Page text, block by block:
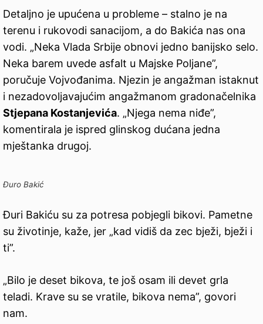
Detaljno je upućena u probleme – stalno je na
terenu i rukovodi sanacijom, a do Bakića nas ona
vodi. „Neka Vlada Srbije obnovi jedno banijsko selo.
Neka barem uvede asfalt u Majske Poljane”,
poručuje Vojvođanima. Njezin je angažman istaknut
i nezadovoljavajućim angažmanom gradonačelnika
Stjepana Kostanjevića. „Njega nema niđe”,
komentirala je ispred glinskog dućana jedna
mještanka drugoj.
Đuro Bakić
Đuri Bakiću su za potresa pobjegli bikovi. Pametne
su životinje, kaže, jer „kad vidiš da zec bježi, bježi i
ti”.
„Bilo je deset bikova, te još osam ili devet grla
teladi. Krave su se vratile, bikova nema”, govori
nam.